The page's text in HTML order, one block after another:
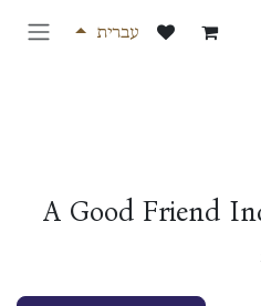
עברית
A Good Friend